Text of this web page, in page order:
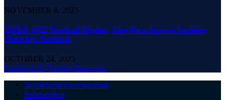
NOVEMBER 8, 2025
ISFEX 2025 Kembali Digelar, Siap Pacu Inovasi Fasilitas
Olahraga Nasional
OCTOBER 24, 2025
Facebook X (Twitter) Instagram
Sepakbola Internasional
Bulutangkis